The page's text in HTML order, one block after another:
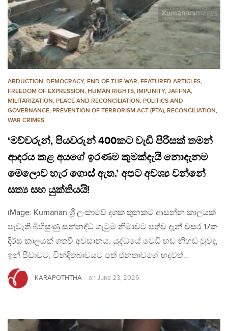
ABDUCTION, DEMOCRACY, END OF THE WAR, FEATURED ARTICLES,
FREEDOM OF EXPRESSION, HUMAN RIGHTS, IMPUNITY, JAFFNA,
MILITARIZATION, PEACE AND RECONCILIATION, POLITICS AND
GOVERNANCE, PREVENTION OF TERRORISM ACT (PTA), RECONCILIATION,
WAR CRIMES
‘මව්වරුන්, පියවරුන් 400කට වැඩි පිරිසක් තමන්
ආදරය කළ අයගේ ඉරණම කුමක්දැයි නොදැනම
මෙලොව හැර ගොස් ඇත.’ අපට අවශ්‍ය වන්නේ
සත්‍ය සහ යුක්තියයි!
iMage: Kumanan ශ්‍රී ලංකාවේ දශක තුනකට ආසන්න කාලයක්
පැවැති බිහිසුණු සන්නද්ධ ගැටුම නිමාවට පත්ව දැන් වසර 17ක
දීර්ඝ කාලයක් ගතවී අවසානය. යුද්ධයේ වෙඩි හඬ නිහඬ වුවද,
ඉන් පීඩාවට, වින්දිතබාවයට පත් ජනතාවගේ හදවත්…
KARAPOTHTHA on June 23, 2026